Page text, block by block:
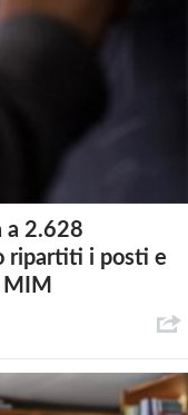
a 2.628
ripartiti i posti e
MIM